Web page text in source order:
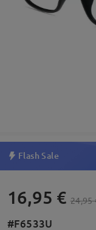
Flash Sale
16,95 € 24,95
#F6533U